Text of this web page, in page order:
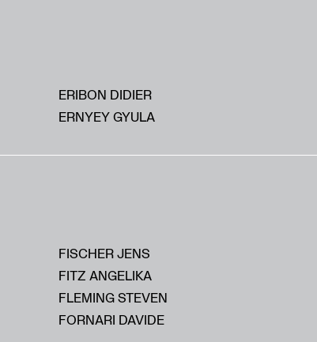
ERIBON DIDIER
ERNYEY GYULA
FISCHER JENS
FITZ ANGELIKA
FLEMING STEVEN
FORNARI DAVIDE